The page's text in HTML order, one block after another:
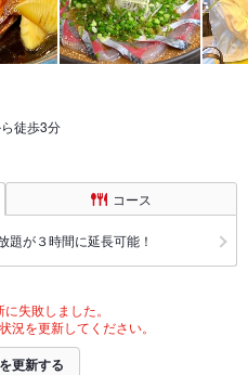
徒歩3分
コース
題が３時間に延長可能！
失敗しました。
況を更新してください。
更新する